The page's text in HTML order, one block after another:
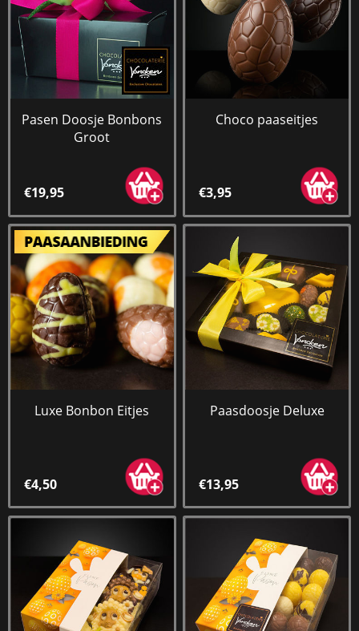
Pasen Doosje Bonbons
Groot
€19,95
Choco paaseitjes
€3,95
Luxe Bonbon Eitjes
€4,50
Paasdoosje Deluxe
€13,95